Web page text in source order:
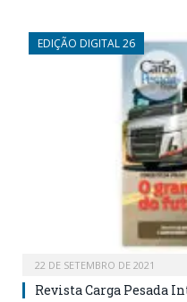
EDIÇÃO DIGITAL 26
22 DE SETEMBRO DE 2021
Revista Carga Pesada